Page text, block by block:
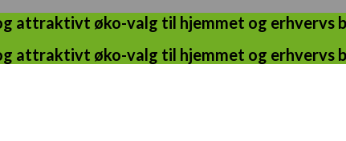
attraktivt øko-valg til hjemmet og erhvervs
attraktivt øko-valg til hjemmet og erhvervs